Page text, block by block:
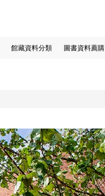
館藏資料分類 圖書資料薦購